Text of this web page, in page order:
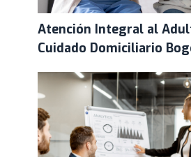
Atención Integral al
Cuidado Domiciliario